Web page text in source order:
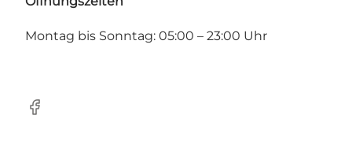
Montag bis Sonntag: 05:00 – 23:00 Uhr
Facebook